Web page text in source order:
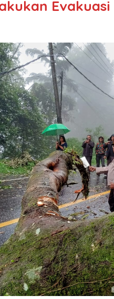
Evakuasi